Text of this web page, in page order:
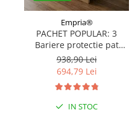
Empria®
PACHET POPULAR: 3
Bariere protectie pat
copii, SELECT, 160x200
cm
938,90 Lei
694,79 Lei
IN STOC